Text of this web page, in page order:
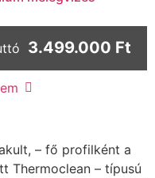
3.499.000 Ft
– fő profilként a
Thermoclean – típusú